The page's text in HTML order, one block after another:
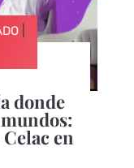
|
donde
en